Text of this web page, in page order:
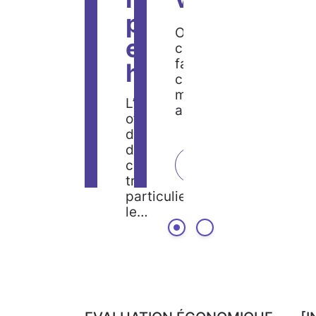
pénurie
en
hausse
L’écart entre les
offres et les
demandes
d’emploi s’est
creusé au premier
trimestre 2011, en
particulier dans
le…
On parle autant de
car les entreprises ont
faire face à deux
contraintes
majeures. Faire plus
avec…